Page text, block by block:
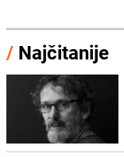
/ Najčitanije